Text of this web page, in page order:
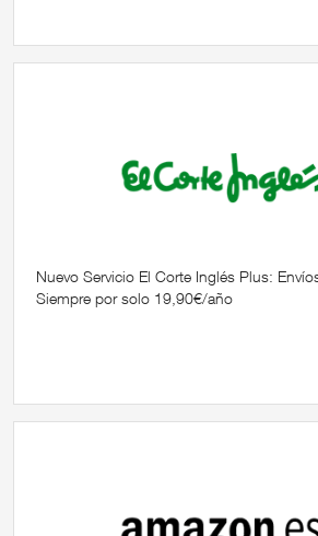
Nuevo Servicio El Corte Inglés Plus:
Siempre por solo 19,90€/año